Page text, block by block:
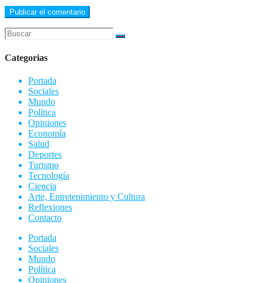
Categorias
Portada
Sociales
Mundo
Política
Opiniones
Economía
Salud
Deportes
Turismo
Tecnología
Ciencia
Arte, Entretenimiento y Cultura
Reflexiones
Contacto
Portada
Sociales
Mundo
Política
Opiniones